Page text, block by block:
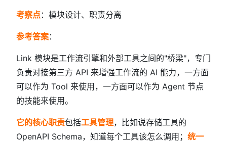
考察点：模块设计、职责分离
参考答案：
Link 模块是工作流引擎和外部工具之间的"桥梁"，专门
负责对接第三方 API 来增强工作流的 AI 能力，一方面
可以作为 Tool 来使用，一方面可以作为 Agent 节点
的技能来使用。
它的核心职责包括工具管理，比如说存储工具的
OpenAPI Schema，知道每个工具该怎么调用； 统一